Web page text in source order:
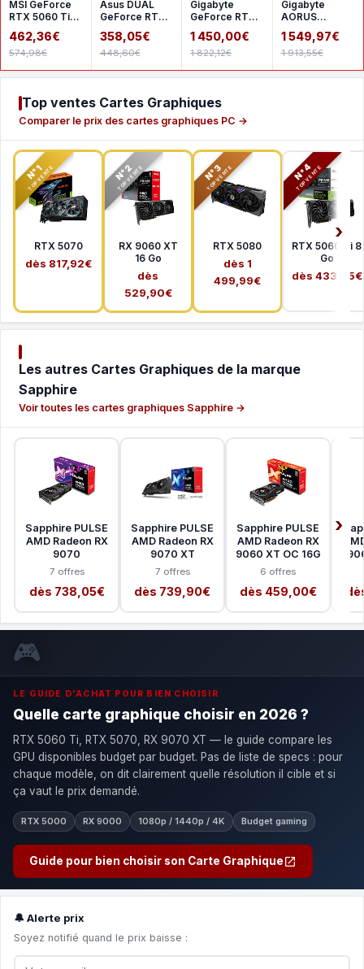
MSI GeForce
RTX 5060 Ti
8G GAMING
TRIO OC
462,36€
574,98€
Asus DUAL
GeForce RTX
5060 8GB
GDDR7 OC
358,05€
448,60€
Gigabyte
GeForce RTX
5080 AERO OC
SFF 16G
1 450,00€
1 822,12€
Gigabyte
AORUS
GeForce RTX
5080 MASTER
ICE 16G
1 549,97€
1 913,55€
Top ventes Cartes Graphiques
Comparer le prix des cartes graphiques PC →
N°1
TOP VENTE
RTX 5070
dès 817,92€
N°2
TOP VENTE
RX 9060 XT
16 Go
dès
529,90€
N°3
TOP VENTE
RTX 5080
dès 1
499,99€
N°4
TOP VENTE
RTX 5060 Ti 8
Go
dès 433,65€
Les autres Cartes Graphiques de la marque
Sapphire
Voir toutes les cartes graphiques Sapphire →
Sapphire PULSE
AMD Radeon RX
9070
7 offres
dès 738,05€
Sapphire PULSE
AMD Radeon RX
9070 XT
7 offres
dès 739,90€
Sapphire PULSE
AMD Radeon RX
9060 XT OC 16G
6 offres
dès 459,00€
🎮
LE GUIDE D'ACHAT POUR BIEN CHOISIR
Quelle carte graphique choisir en 2026 ?
RTX 5060 Ti, RTX 5070, RX 9070 XT — le guide compare les
GPU disponibles budget par budget. Pas de liste de specs : pour
chaque modèle, on dit clairement quelle résolution il cible et si
ça vaut le prix demandé.
RTX 5000 RX 9000 1080p / 1440p / 4K Budget gaming
Guide pour bien choisir son Carte Graphique
🔔 Alerte prix
Soyez notifié quand le prix baisse :